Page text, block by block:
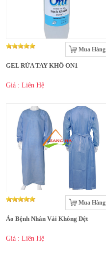
Mua Hàng
GEL RỬA TAY KHÔ ON1
Giá : Liên Hệ
Mua Hàng
Áo Bệnh Nhân Vải Không Dệt
Giá : Liên Hệ